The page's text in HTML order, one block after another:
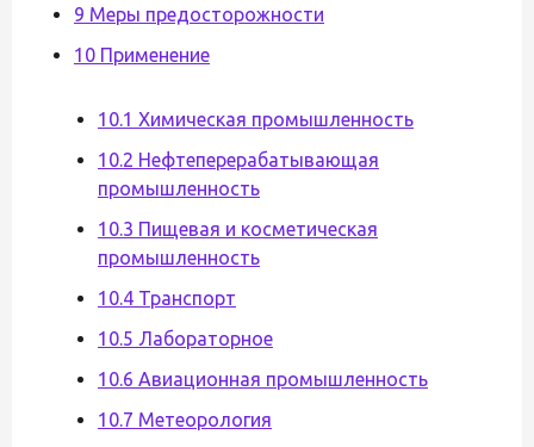
9 Меры предосторожности
10 Применение
10.1 Химическая промышленность
10.2 Нефтеперерабатывающая
промышленность
10.3 Пищевая и косметическая
промышленность
10.4 Транспорт
10.5 Лабораторное
10.6 Авиационная промышленность
10.7 Метеорология